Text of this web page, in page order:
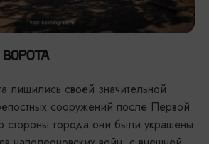
лишились своей значительной
сооружений после Первой
города они были украшены